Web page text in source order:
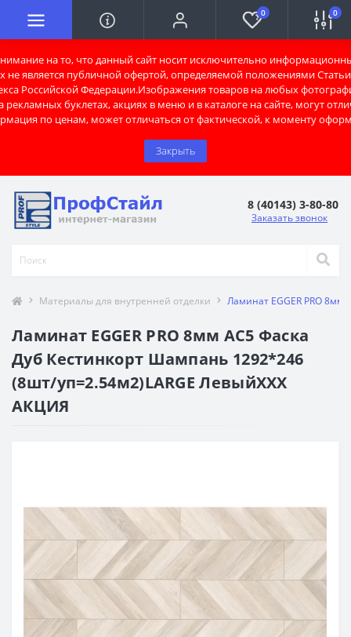
на то, что данный сайт носит исключительно
не является публичной офертой, определяемой положениями Статьи
Российской Федерации.Изображения товаров на любых
рекламных буклетах, акциях в меню и в каталоге на сайте, могут
по ценам, может отличаться от фактической, к моменту
Закрыть
0 0
8 (40143) 3-80-80
Заказать звонок
Материалы для внутренней отделки Ламинат EGGER PRO
Ламинат EGGER PRO 8мм AC5 Фаска
Дуб Кестинкорт Шампань 1292*246
(8шт/уп=2.54м2)LARGE ЛевыйХХХ
АКЦИЯ